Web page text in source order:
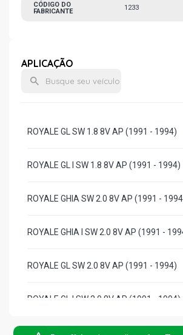
CÓDIGO DO
FABRICANTE
1233
APLICAÇÃO
ROYALE GL SW 1.8 8V AP (1991 - 1994)
ROYALE GL I SW 1.8 8V AP (1991 - 1994)
ROYALE GHIA SW 2.0 8V AP (1991 -
ROYALE GHIA I SW 2.0 8V AP (1991 -
ROYALE GL SW 2.0 8V AP (1991 - 1994)
ROYALE GL I SW 2.0 8V AP (1991 - 1994)
VERSAILLES GL SEDAN 1.8 8V AP (1991